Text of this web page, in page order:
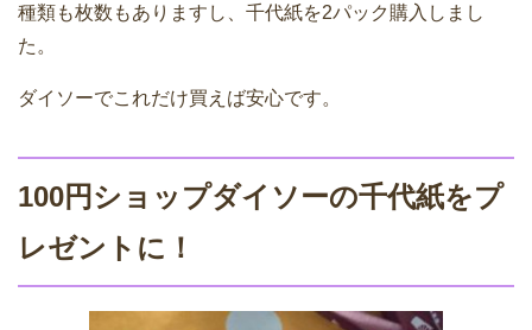
種類も枚数もありますし、千代紙を2パック購入しまし
た。
ダイソーでこれだけ買えば安心です。
100円ショップダイソーの千代紙をプ
レゼントに！